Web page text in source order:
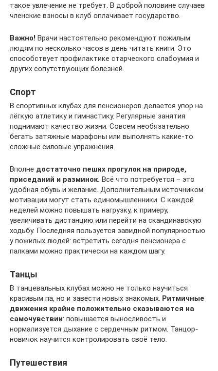
такое увлечение не требует. В доброй половине случаев
членские взносы в клуб оплачивает государство.
Важно! Врачи настоятельно рекомендуют пожилым
людям по несколько часов в день читать книги. Это
способствует профилактике старческого слабоумия и
других сопутствующих болезней.
Спорт
В спортивных клубах для пенсионеров делается упор на
лёгкую атлетику и гимнастику. Регулярные занятия
поднимают качество жизни. Совсем необязательно
бегать затяжные марафоны или выполнять какие-то
сложные силовые упражнения.
Вполне достаточно пеших прогулок на природе,
приседаний и разминок. Всё что потребуется – это
удобная обувь и желание. Дополнительным источником
мотивации могут стать единомышленники. С каждой
неделей можно повышать нагрузку, к примеру,
увеличивать дистанцию или перейти на скандинавскую
ходьбу. Последняя пользуется завидной популярностью
у пожилых людей: встретить сегодня пенсионера с
палками можно практически на каждом шагу.
Танцы
В танцевальных клубах можно не только научиться
красивым па, но и завести новых знакомых. Ритмичные
движения крайне положительно сказываются на
самочувствии: повышается выносливость и
нормализуется дыхание с сердечным ритмом. Танцор-
новичок научится контролировать своё тело.
Путешествия